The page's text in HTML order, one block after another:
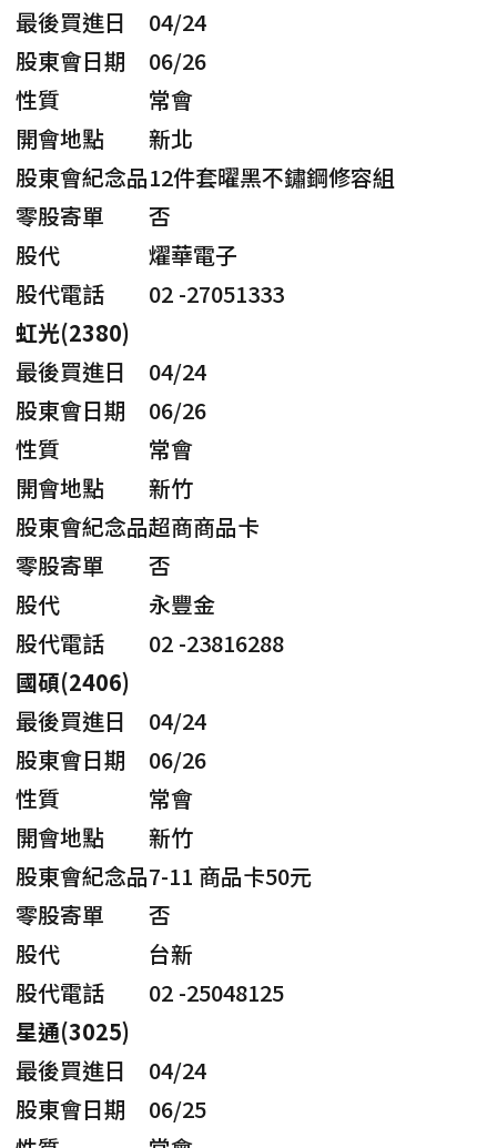
最後買進日
04/24
股東會日期
06/26
性質
常會
開會地點
新北
股東會紀念品12件套曜黑不鏽鋼修容組
零股寄單
否
股代
燿華電子
股代電話
02 -27051333
虹光(2380)
最後買進日
04/24
股東會日期
06/26
性質
常會
開會地點
新竹
股東會紀念品超商商品卡
零股寄單
否
股代
永豐金
股代電話
02 -23816288
國碩(2406)
最後買進日
04/24
股東會日期
06/26
性質
常會
開會地點
新竹
股東會紀念品7-11 商品卡50元
零股寄單
否
股代
台新
股代電話
02 -25048125
星通(3025)
最後買進日
04/24
股東會日期
06/25